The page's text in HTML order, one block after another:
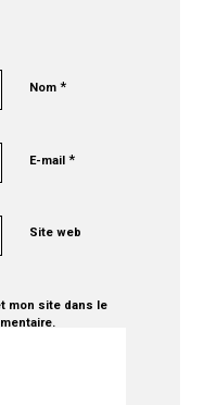
Nom*
E-mail*
Site web
mon site dans le